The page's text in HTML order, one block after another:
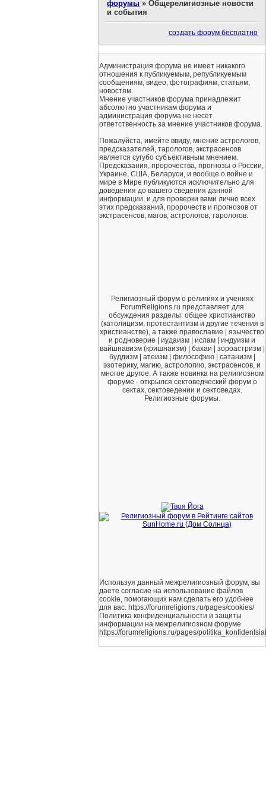
форумы »Общерелигиозные новости
и события
создать форум бесплатно
Администрация форума не имеет никакого
отношения к публикуемым, републикуемым
сообщениям, видео, фотографиям, статьям,
новостям.
Мнение участников форума принадлежит
абсолютно участникам форума и
администрация форума не несет
ответственность за мнение участников форума.
Пожалуйста, имейте ввиду, мнение астрологов,
предсказателей, тарологов, экстрасенсов
является сугубо субъективным мнением.
Предсказания, пророчества, прогнозы о России,
Украине, США, Беларуси, и вообще о войне и
мире в Мире публикуются исключительно для
доведения до вашего сведения данной
информации, и для проверки вами лично всех
этих предсказаний, пророчеств и прогнозов от
экстрасенсов, магов, астрологов, тарологов.
Религиозный форум о религиях и учениях
ForumReligions.ru представляет для
обсуждения разделы: общее христианство
(католицизм, протестантизм и другие течения в
христианстве), а также православие | язычество
и родноверие | иудаизм | ислам | индуизм и
вайшнавизм (кришнаизм) | бахаи | зороастризм |
буддизм | атеизм | философию | сатанизм |
эзотерику, магию, астрологию, экстрасенсов, и
многое другое. А также новинка на религиозном
форуме - открылся сектоведческий форум о
сектах, сектоведении и сектоведах.
Религиозные форумы.
Используя данный межрелигиозный форум, вы
даете согласие на использование файлов
cookie, помогающих нам сделать его удобнее
для вас. https://forumreligions.ru/pages/cookies/
Политика конфиденциальности и защиты
информации на межрелигиозном форуме
https://forumreligions.ru/pages/